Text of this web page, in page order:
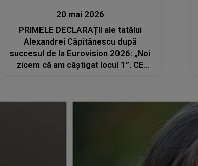
20 mai 2026
PRIMELE DECLARAȚII ale tatălui
Alexandrei Căpitănescu după
succesul de la Eurovision 2026: „Noi
zicem că am câștigat locul 1”. CE